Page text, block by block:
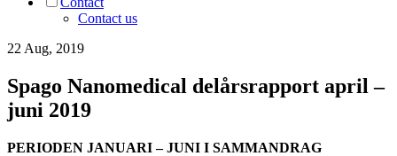
Contact us
22 Aug, 2019
Spago Nanomedical delårsrapport april –
juni 2019
PERIODEN JANUARI – JUNI I SAMMANDRAG